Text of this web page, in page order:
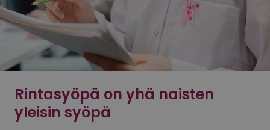
Rintasyöpä on yhä naisten
yleisin syöpä